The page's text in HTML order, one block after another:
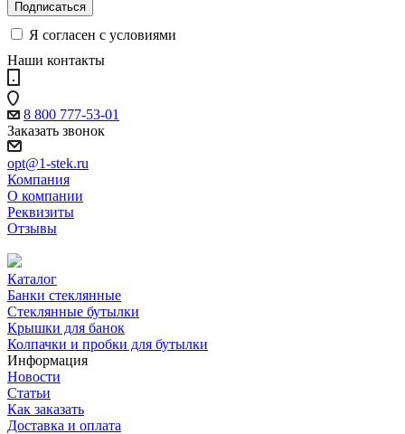
Я согласен с условиями
Наши контакты
8 800 777-53-01
Заказать звонок
opt@1-stek.ru
Компания
О компании
Реквизиты
Отзывы
Каталог
Банки стеклянные
Стеклянные бутылки
Крышки для банок
Колпачки и пробки для бутылки
Информация
Новости
Статьи
Как заказать
Доставка и оплата